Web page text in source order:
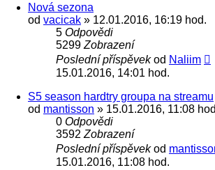
Nová sezona
od vacicak » 12.01.2016, 16:19 hod.
5 Odpovědi
5299 Zobrazení
Poslední příspěvekod Naliim
15.01.2016, 14:01 hod.
S5 season hardtry groupa na streamu
od mantisson » 15.01.2016, 11:08
0 Odpovědi
3592 Zobrazení
Poslední příspěvekod
15.01.2016, 11:08 hod.